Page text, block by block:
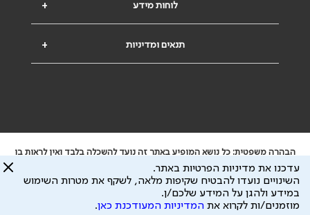
+ לוחות מידע
+ תנאים ומדיניות
הבהרה משפטית: כל נושא המופיע באתר זה נועד להשכלה בלבד ואין לראות בו
ייעוץ רפואי או משפטי. אין הר"י אחראית לתוכן המתפרסם באתר זה ולכל נזק
שעלול להיגרם.
ידוע לי שהר"י אוספת ושומרת מידע אישי לצורך מתן השרות וכי חלק ממנו עשוי
להיות מועבר לצדדים שלישיים, הכל בכפוף למדיניות הפרטיות
עדכנו את מדיניות הפרטיות באתר.
השינויים נועדו להבטיח שקיפות מלאה, לשקף את מטרות השימוש
במידע ולהגן על המידע שלכם/ן.
מוזמנים/ות לקרוא את המדיניות המעודכנת כאן.